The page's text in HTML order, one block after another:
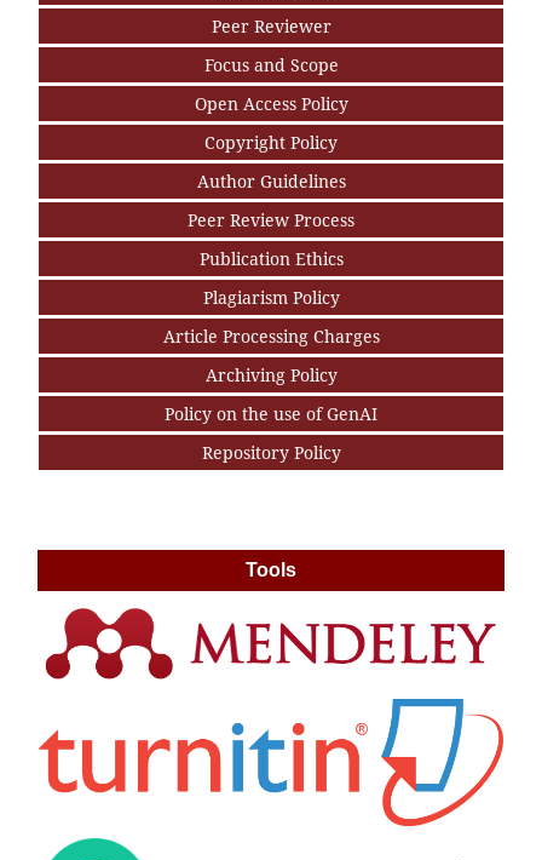
Peer Reviewer
Focus and Scope
Open Access Policy
Copyright Policy
Author Guidelines
Peer Review Process
Publication Ethics
Plagiarism Policy
Article Processing Charges
Archiving Policy
Policy on the use of GenAI
Repository Policy
Tools